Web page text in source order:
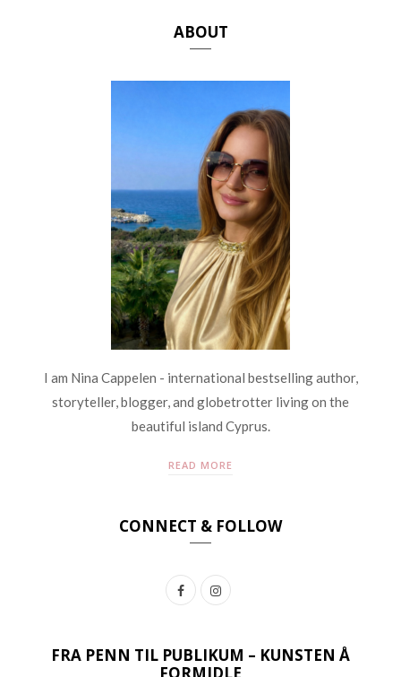
ABOUT
I am Nina Cappelen - international bestselling author,
storyteller, blogger, and globetrotter living on the
beautiful island Cyprus.
READ MORE
CONNECT & FOLLOW
F
c
I
s
FRA PENN TIL PUBLIKUM – KUNSTEN Å
FORMIDLE